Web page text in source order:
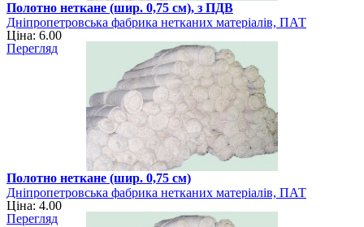
Полотно неткане (шир. 0,75 см), з ПДВ
Дніпропетровська фабрика нетканих матеріалів, ПАТ
Ціна: 6.00
Перегляд
Полотно неткане (шир. 0,75 см)
Дніпропетровська фабрика нетканих матеріалів, ПАТ
Ціна: 4.00
Перегляд